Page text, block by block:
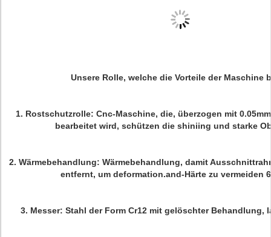
Unsere Rolle, welche die Vorteile der Maschine
1. Rostschutzrolle: Cnc-Maschine, die, überzogen mit
bearbeitet wird, schützen die shiniing und starke
2. Wärmebehandlung: Wärmebehandlung, damit
entfernt, um deformation.and-Härte zu vermeiden
3. Messer: Stahl der Form Cr12 mit gelöschter Behandlung,